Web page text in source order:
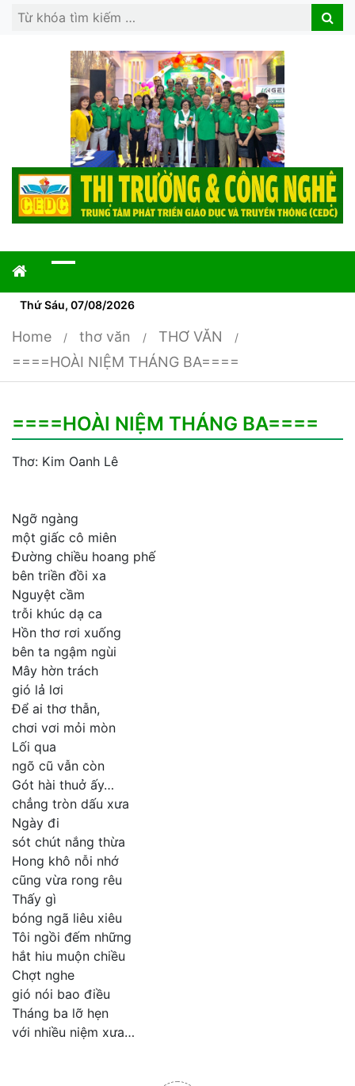
Search
Search
Thứ Sáu, 07/08/2026
Home thơ văn
THƠ VĂN
====HOÀI NIỆM THÁNG BA====
====HOÀI NIỆM THÁNG BA====
Thơ: Kim Oanh Lê
Ngỡ ngàng
một giấc cô miên
Đường chiều hoang phế
bên triền đồi xa
Nguyệt cầm
trỗi khúc dạ ca
Hồn thơ rơi xuống
bên ta ngậm ngùi
Mây hờn trách
gió lả lơi
Để ai thơ thẫn,
chơi vơi mỏi mòn
Lối qua
ngõ cũ vẫn còn
Gót hài thuở ấy…
chẳng tròn dấu xưa
Ngày đi
sót chút nắng thừa
Hong khô nỗi nhớ
cũng vừa rong rêu
Thấy gì
bóng ngã liêu xiêu
Tôi ngồi đếm những
hắt hiu muộn chiều
Chợt nghe
gió nói bao điều
Tháng ba lỡ hẹn
với nhiều niệm xưa…